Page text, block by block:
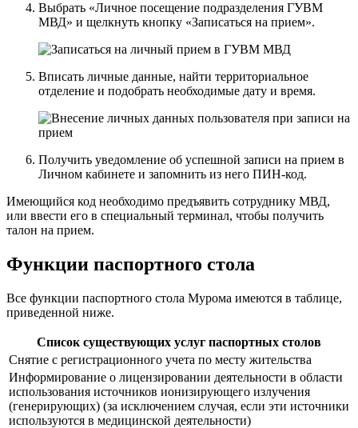
Выбрать «Личное посещение подразделения ГУВМ
МВД» и щелкнуть кнопку «Записаться на прием».
Вписать личные данные, найти территориальное
отделение и подобрать необходимые дату и время.
Получить уведомление об успешной записи на прием в
Личном кабинете и запомнить из него ПИН-код.
Имеющийся код необходимо предъявить сотруднику МВД,
или ввести его в специальный терминал, чтобы получить
талон на прием.
Функции паспортного стола
Все функции паспортного стола Мурома имеются в таблице,
приведенной ниже.
Список существующих услуг паспортных столов
Снятие с регистрационного учета по месту жительства
Информирование о лицензировании деятельности в области
использования источников ионизирующего излучения
(генерирующих) (за исключением случая, если эти источники
используются в медицинской деятельности)